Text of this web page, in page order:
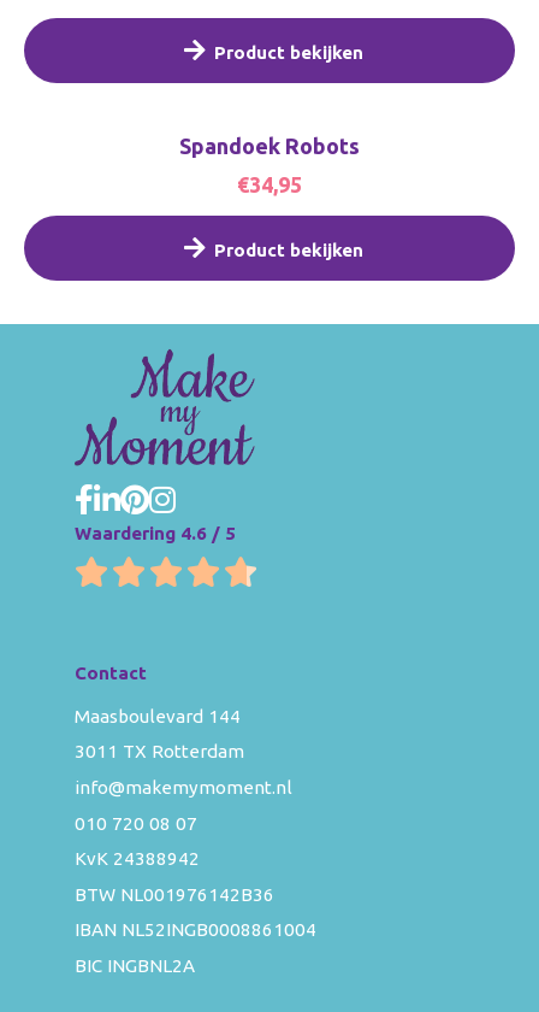
Product bekijken
Spandoek Robots
€34,95
Product bekijken
Waardering 4.6 / 5
Contact
Maasboulevard 144
3011 TX Rotterdam
info@makemymoment.nl
010 720 08 07
KvK 24388942
BTW NL001976142B36
IBAN NL52INGB0008861004
BIC INGBNL2A